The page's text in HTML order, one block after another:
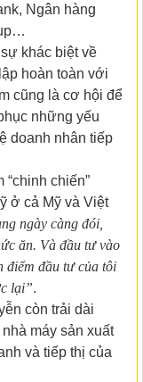
Ngân hàng
khác biệt về
hoàn toàn với
cũng là cơ hội để
những yếu
doanh nhân tiếp
“chinh chiến”
ở cả Mỹ và Việt
ngày càng đói,
ăn. Và đầu tư vào
điểm đầu tư của tôi
lại”.
còn trải dài
máy sản xuất
và tiếp thị của